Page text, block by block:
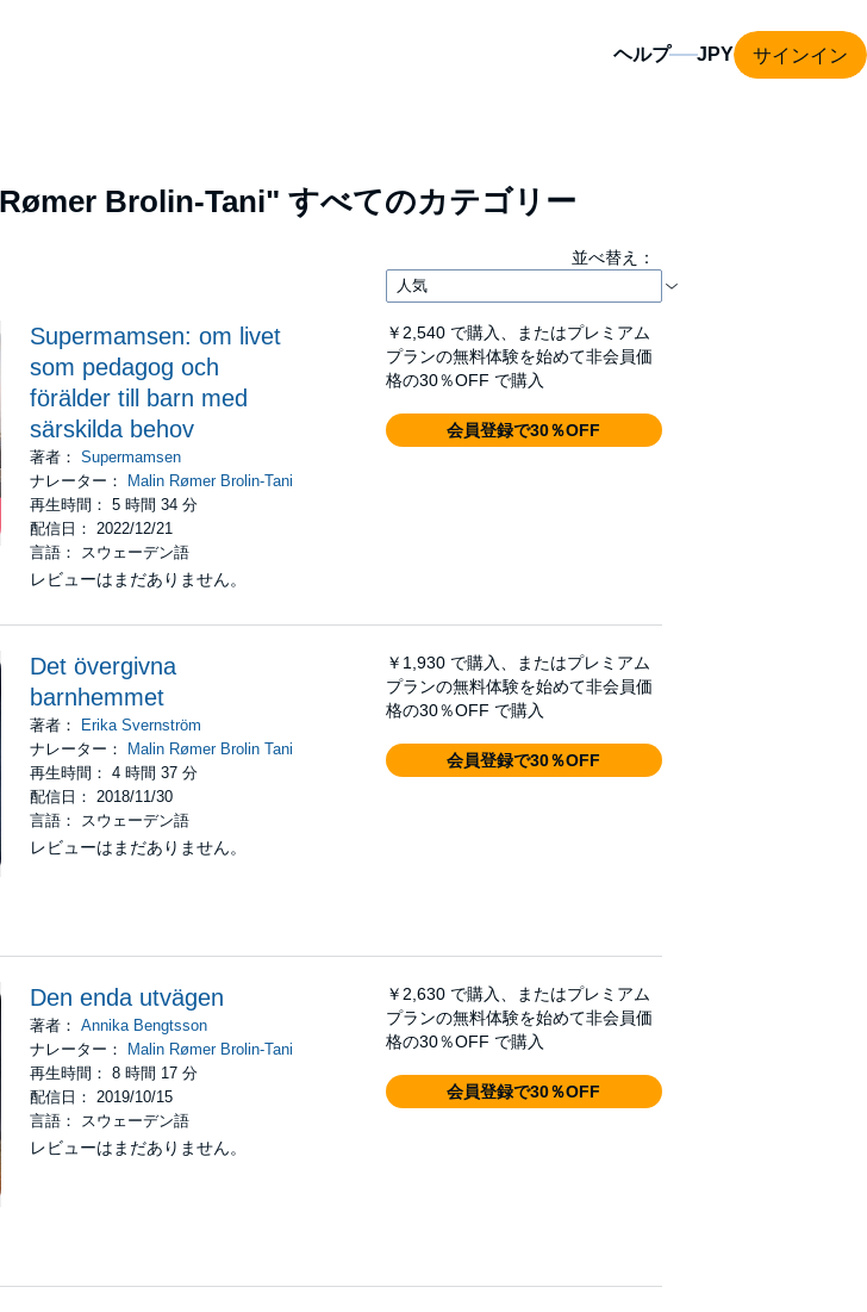
ヘルプ サインイン
Brolin-Tani" すべてのカテゴリー
並べ替え：
Supermamsen: om livet
som pedagog och
förälder till barn med
särskilda behov
著者：Supermamsen
ナレーター：
Malin Rømer Brolin-Tani
再生時間： 5 時間 34 分
配信日： 2022/12/21
言語： スウェーデン語
レビューはまだありません。
￥2,540 で購入、またはプレミアム
プランの無料体験を始めて非会員価
格の30％OFF で購入
会員登録で30％OFF
Det övergivna
barnhemmet
著者：
Erika Svernström
ナレーター：
Malin Rømer Brolin Tani
再生時間： 4 時間 37 分
配信日： 2018/11/30
言語： スウェーデン語
レビューはまだありません。
￥1,930 で購入、またはプレミアム
プランの無料体験を始めて非会員価
格の30％OFF で購入
会員登録で30％OFF
Den enda utvägen
著者：Annika Bengtsson
ナレーター： Malin Rømer Brolin-Tani
再生時間： 8 時間 17 分
配信日： 2019/10/15
言語： スウェーデン語
レビューはまだありません。
￥2,630 で購入、またはプレミアム
プランの無料体験を始めて非会員価
格の30％OFF で購入
会員登録で30％OFF